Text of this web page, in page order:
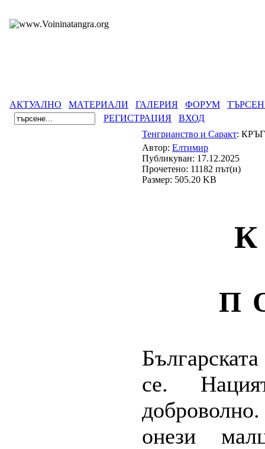
АКТУАЛНО МАТЕРИАЛИ ГАЛЕРИЯ ФОРУМ
РЕГИСТРАЦИЯ
ВХОД
Тенгрианство и Саракт:
Автор: Eлтимир
Публикуван: 17.12.2025
Прочетено: 11182 път(и)
Размер: 505.20 KB
се.
онези